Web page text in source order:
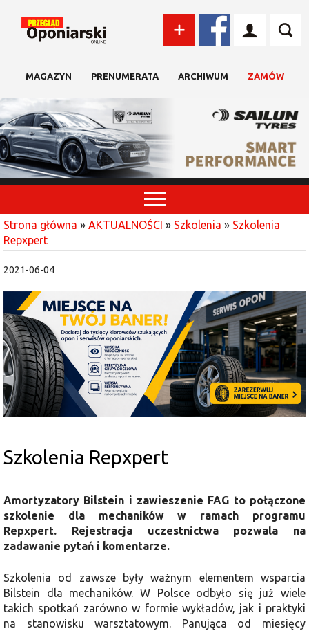
MAGAZYN PRENUMERATA ARCHIWUM ZAMÓW
Strona główna » AKTUALNOŚCI » Szkolenia » Szkolenia
Repxpert
2021-06-04
Szkolenia Repxpert
Amortyzatory Bilstein i zawieszenie FAG to połączone
szkolenie dla mechaników w ramach programu
Repxpert. Rejestracja uczestnictwa pozwala na
zadawanie pytań i komentarze.
Szkolenia od zawsze były ważnym elementem wsparcia
Bilstein dla mechaników. W Polsce odbyło się już wiele
takich spotkań zarówno w formie wykładów, jak i praktyki
na stanowisku warsztatowym. Panująca od miesięcy